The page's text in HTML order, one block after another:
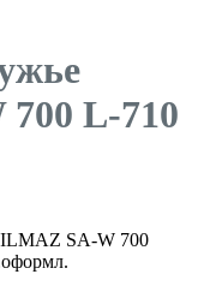
L-710
SA-W 700